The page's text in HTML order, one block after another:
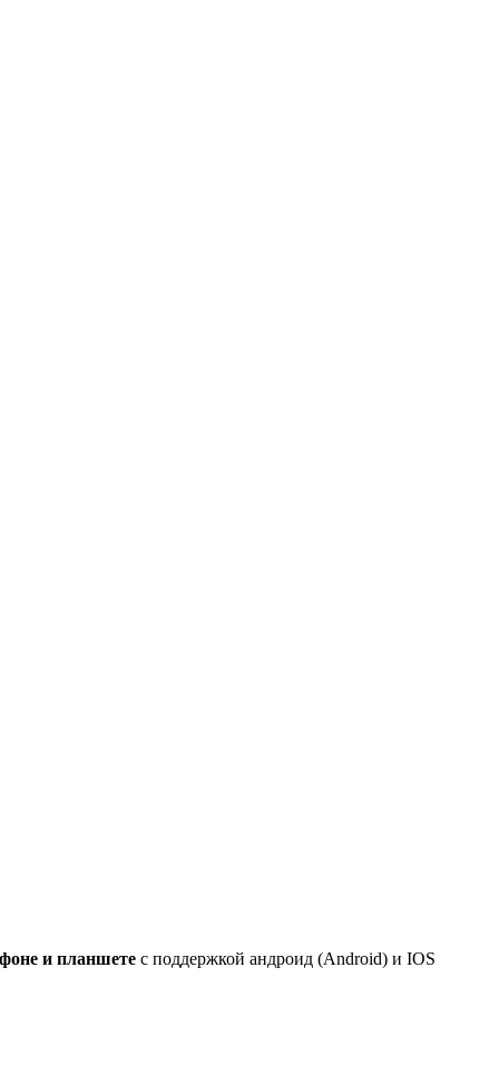
и планшете с поддержкой андроид (Android) и IOS